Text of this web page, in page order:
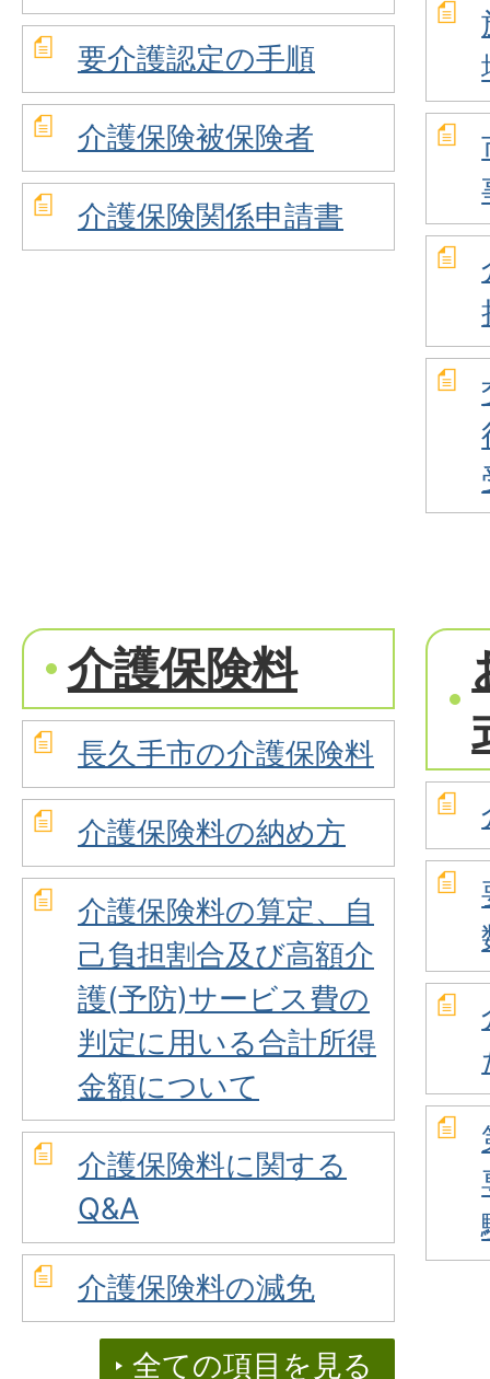
要介護認定の手順
介護保険被保険者
介護保険関係申請書
介護保険料
長久手市の介護保険料
介護保険料の納め方
介護保険料の算定、自
己負担割合及び高額介
護(予防)サービス費の
判定に用いる合計所得
金額について
介護保険料に関する
Q&A
介護保険料の減免
全ての項目を見る